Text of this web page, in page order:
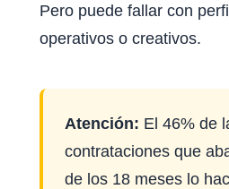
Pero puede fallar con
operativos o creativos.
Atención: El 46% de
contrataciones que
de los 18 meses lo